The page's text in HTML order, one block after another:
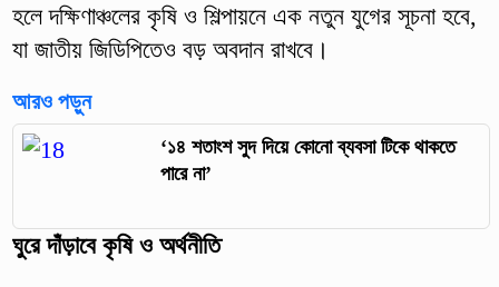
হলে দক্ষিণাঞ্চলের কৃষি ও শিল্পায়নে এক নতুন যুগের সূচনা হবে,
যা জাতীয় জিডিপিতেও বড় অবদান রাখবে।
আরও পড়ুন
‘১৪ শতাংশ সুদ দিয়ে কোনো ব্যবসা টিকে থাকতে
পারে না’
ঘুরে দাঁড়াবে কৃষি ও অর্থনীতি